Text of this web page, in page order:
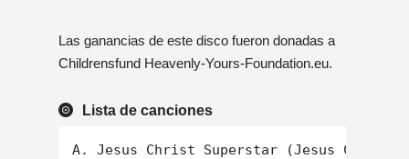
Las ganancias de este disco fueron donadas a
Childrensfund Heavenly-Yours-Foundation.eu.
Lista de canciones
A. Jesus Christ Superstar (Jesus Christ